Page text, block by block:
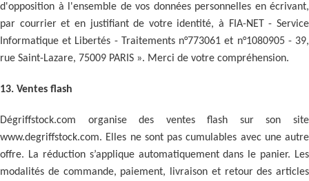
d'opposition à l'ensemble de vos données personnelles en écrivant,
par courrier et en justifiant de votre identité, à FIA-NET - Service
Informatique et Libertés - Traitements n°773061 et n°1080905 - 39,
rue Saint-Lazare, 75009 PARIS ». Merci de votre compréhension.
13. Ventes flash
Dégriffstock.com organise des ventes flash sur son site
www.degriffstock.com. Elles ne sont pas cumulables avec une autre
offre. La réduction s’applique automatiquement dans le panier. Les
modalités de commande, paiement, livraison et retour des articles